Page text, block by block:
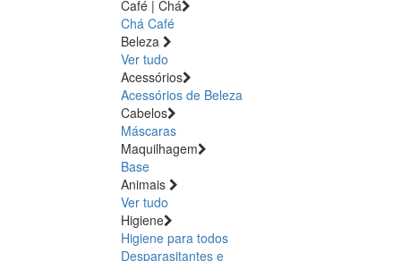
Café | Chá
Chá Café
Beleza
Ver tudo
Acessórios
Acessórios de Beleza
Cabelos
Máscaras
Maquilhagem
Base
Animais
Ver tudo
Higiene
Higiene para todos
Desparasitantes e